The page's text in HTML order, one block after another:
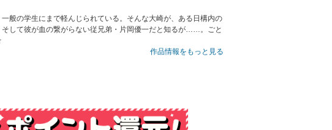
般の学生にまで軽んじられている。そんな大崎が、ある日構内の
して彼が血の繋がらない従兄弟・片岡優一だと知るが……。ごと
作品情報をもっと見る